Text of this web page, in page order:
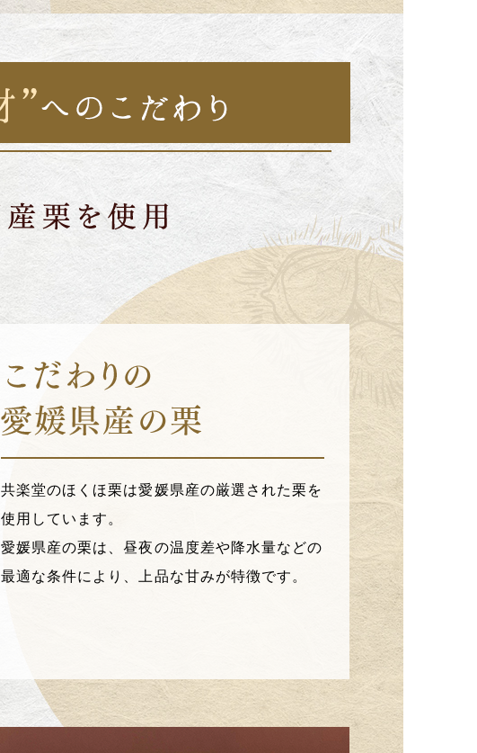
共楽堂のほくほ栗は愛媛県産の厳選された栗を
使用しています。
愛媛県産の栗は、昼夜の温度差や降水量などの
最適な条件により、上品な甘みが特徴です。